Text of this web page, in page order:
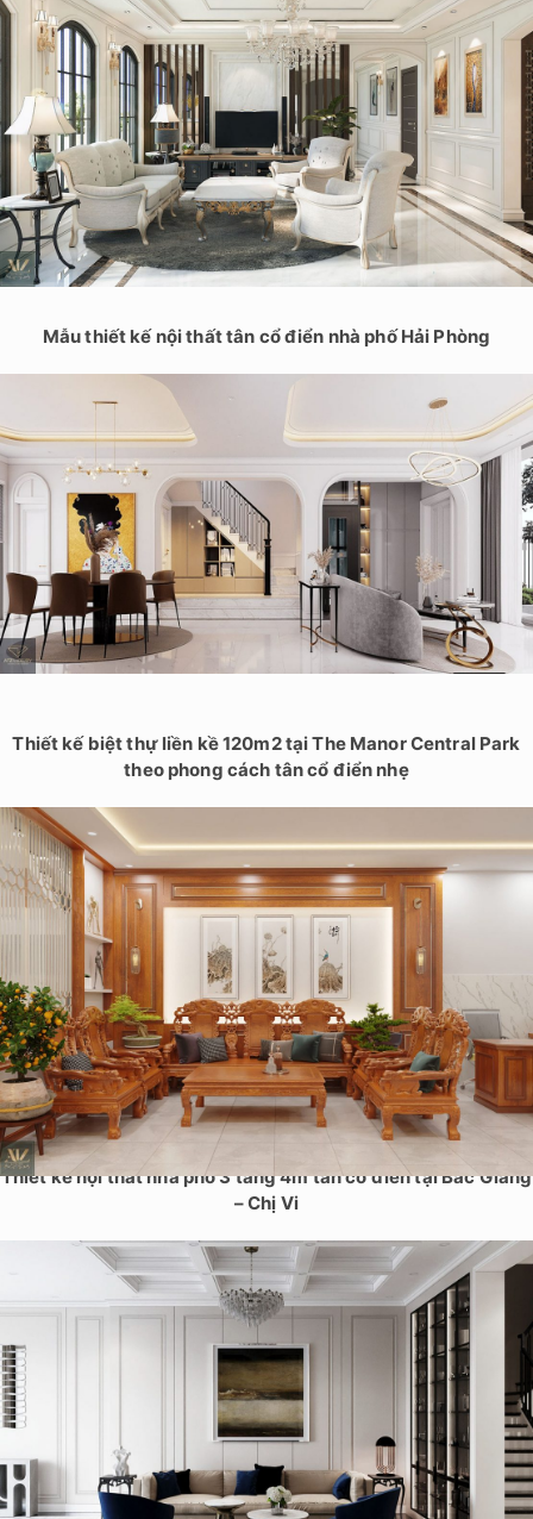
Mẫu thiết kế nội thất tân cổ điển nhà phố Hải Phòng
Thiết kế biệt thự liền kề 120m2 tại The Manor Central Park
theo phong cách tân cổ điển nhẹ
Thiết kế nội thất nhà phố 3 tầng 4m tân cổ điển tại Bắc Giang
– Chị Vi